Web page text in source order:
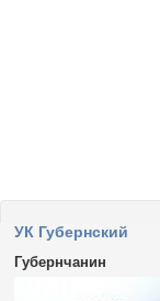
УК Губернский
Губернчанин